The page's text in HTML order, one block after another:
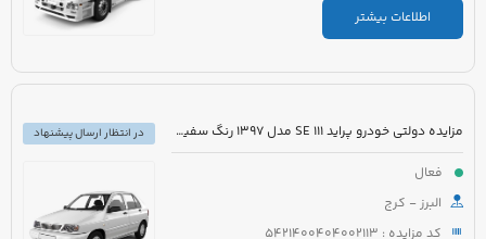
اطلاعات بیشتر
مزایده دولتی خودرو پراید 111 SE مدل 1397 رنگ سفید روغنی
فعال
البرز - کرج
کد مزایده : 5421400404002113
در انتظار ارسال پیشنهاد